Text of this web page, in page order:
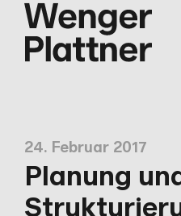
24. Februar 2017
Planung